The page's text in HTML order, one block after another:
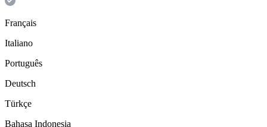
Français
Italiano
Português
Deutsch
Türkçe
Bahasa Indonesia